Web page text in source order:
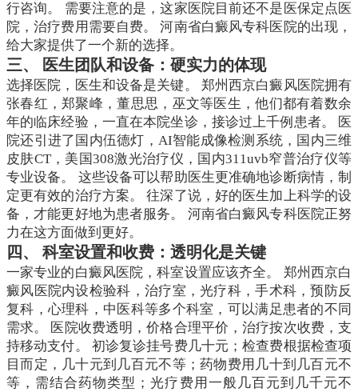
行咨询。 需要注意的是，这家医院目前还不是医保定点医
院，治疗费用需要自费。 河南省白癜风专科医院的出现，
给大家提供了一个新的选择。
三、 医生团队和设备：硬实力的体现
选择医院，医生和设备是关键。 郑州西京白癜风医院拥有
张春红，郑聚峰，董思思，巫文等医生，他们都有着数余
年的临床经验，一直在本院坐诊，接诊过上千例患者。 医
院还引进了国内伍德灯，AI智能成像检测系统，国内三维
皮肤CT，美国308激光治疗仪，国内311uvb窄普治疗仪等
专业设备。 这些设备可以帮助医生更准确地诊断病情，制
定更有效的治疗方案。 往深了说，好的医生加上科学的设
备，才能更好地为患者服务。 河南省白癜风专科医院正努
力在这方面做到更好。
四、 科室设置和收费：透明化是关键
一家专业的白癜风医院，科室设置应该齐全。 郑州西京白
癜风医院内设检验科，治疗室，光疗科，手术科，预防反
复科，心理科，中医科等多个科室，可以满足患者的不同
需求。 医院收费透明，价格合理平价，治疗按次收费，支
持移动支付。 初诊复诊挂号费几十元；检查费根据检查项
目而定，几十元到几百元不等；药物费用几十到几百元不
等，需结合药物类型；光疗费用一般几百元到几千元不